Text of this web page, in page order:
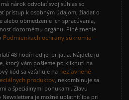
nárok odvolať svoj súhlas so
prístup k osobným údajom, žiadať o
alebo obmedzenie ich spracúvania,
dozornému orgánu. Plné znenie
Podmienkach ochrany súkromia
48 hodín od jej prijatia. Nájdete ju
ktorý vám pošleme po kliknutí na
kód sa vzťahuje na nezľavnené
produktov, nekombinuje sa
a špeciálnymi ponukami. Zľavu
Newslettera je možné uplatniť iba pri